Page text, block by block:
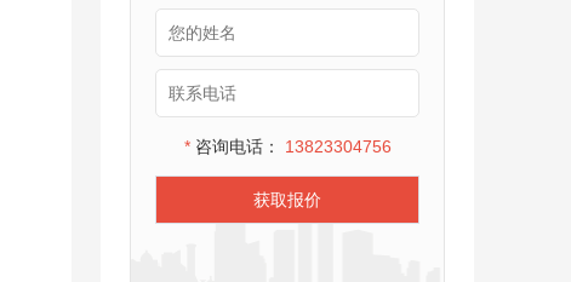
*咨询电话： 13823304756
获取报价